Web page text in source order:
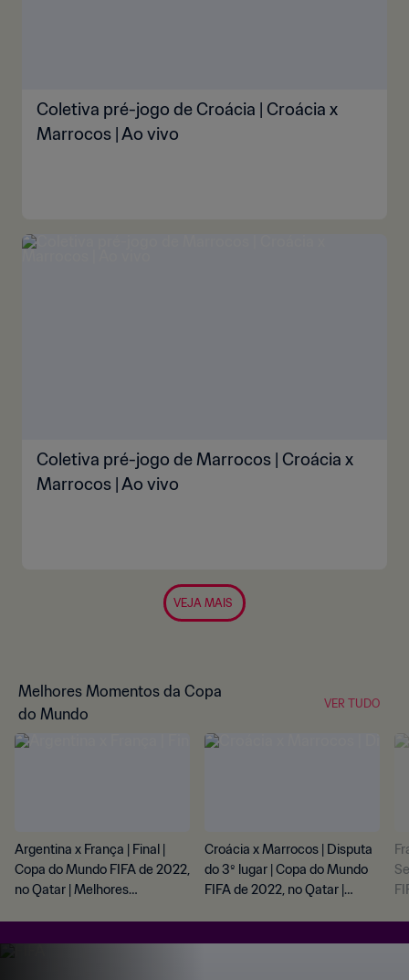
Coletiva pré-jogo de Croácia | Croácia x
Marrocos | Ao vivo
Coletiva pré-jogo de Marrocos | Croácia x
Marrocos | Ao vivo
VEJA MAIS
Melhores Momentos da Copa
do Mundo
VER TUDO
Argentina x França | Final |
Copa do Mundo FIFA de 2022,
no Qatar | Melhores
Croácia x Marrocos | Disputa
do 3º lugar | Copa do Mundo
FIFA de 2022, no Qatar |